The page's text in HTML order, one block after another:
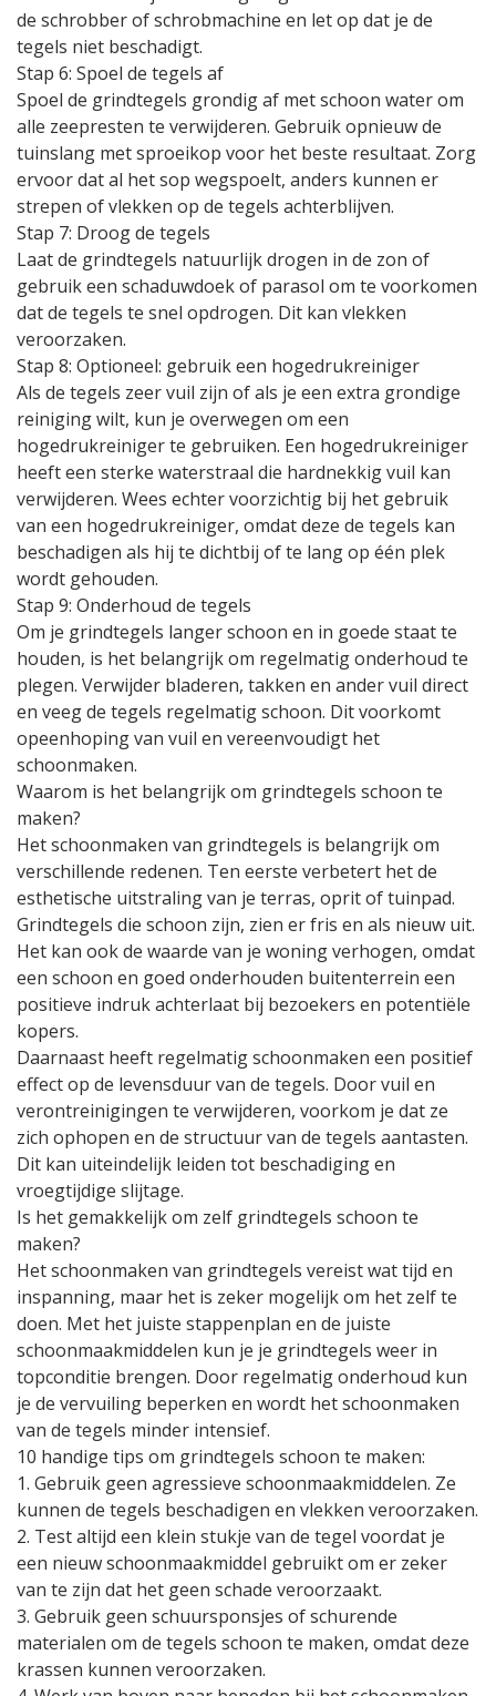
de schrobber of schrobmachine en let op dat je de
tegels niet beschadigt.
Stap 6: Spoel de tegels af
Spoel de grindtegels grondig af met schoon water om
alle zeepresten te verwijderen. Gebruik opnieuw de
tuinslang met sproeikop voor het beste resultaat. Zorg
ervoor dat al het sop wegspoelt, anders kunnen er
strepen of vlekken op de tegels achterblijven.
Stap 7: Droog de tegels
Laat de grindtegels natuurlijk drogen in de zon of
gebruik een schaduwdoek of parasol om te voorkomen
dat de tegels te snel opdrogen. Dit kan vlekken
veroorzaken.
Stap 8: Optioneel: gebruik een hogedrukreiniger
Als de tegels zeer vuil zijn of als je een extra grondige
reiniging wilt, kun je overwegen om een
hogedrukreiniger te gebruiken. Een hogedrukreiniger
heeft een sterke waterstraal die hardnekkig vuil kan
verwijderen. Wees echter voorzichtig bij het gebruik
van een hogedrukreiniger, omdat deze de tegels kan
beschadigen als hij te dichtbij of te lang op één plek
wordt gehouden.
Stap 9: Onderhoud de tegels
Om je grindtegels langer schoon en in goede staat te
houden, is het belangrijk om regelmatig onderhoud te
plegen. Verwijder bladeren, takken en ander vuil direct
en veeg de tegels regelmatig schoon. Dit voorkomt
opeenhoping van vuil en vereenvoudigt het
schoonmaken.
Waarom is het belangrijk om grindtegels schoon te
maken?
Het schoonmaken van grindtegels is belangrijk om
verschillende redenen. Ten eerste verbetert het de
esthetische uitstraling van je terras, oprit of tuinpad.
Grindtegels die schoon zijn, zien er fris en als nieuw uit.
Het kan ook de waarde van je woning verhogen, omdat
een schoon en goed onderhouden buitenterrein een
positieve indruk achterlaat bij bezoekers en potentiële
kopers.
Daarnaast heeft regelmatig schoonmaken een positief
effect op de levensduur van de tegels. Door vuil en
verontreinigingen te verwijderen, voorkom je dat ze
zich ophopen en de structuur van de tegels aantasten.
Dit kan uiteindelijk leiden tot beschadiging en
vroegtijdige slijtage.
Is het gemakkelijk om zelf grindtegels schoon te
maken?
Het schoonmaken van grindtegels vereist wat tijd en
inspanning, maar het is zeker mogelijk om het zelf te
doen. Met het juiste stappenplan en de juiste
schoonmaakmiddelen kun je je grindtegels weer in
topconditie brengen. Door regelmatig onderhoud kun
je de vervuiling beperken en wordt het schoonmaken
van de tegels minder intensief.
10 handige tips om grindtegels schoon te maken:
1. Gebruik geen agressieve schoonmaakmiddelen. Ze
kunnen de tegels beschadigen en vlekken veroorzaken.
2. Test altijd een klein stukje van de tegel voordat je
een nieuw schoonmaakmiddel gebruikt om er zeker
van te zijn dat het geen schade veroorzaakt.
3. Gebruik geen schuursponsjes of schurende
materialen om de tegels schoon te maken, omdat deze
krassen kunnen veroorzaken.